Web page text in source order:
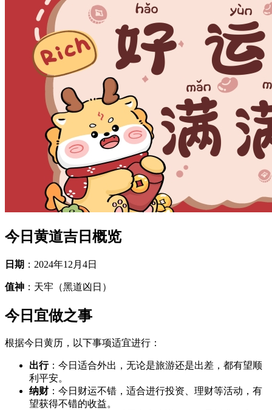
今日黄道吉日概览
日期 ：2024年12月4日
值神 ：天牢（黑道凶日）
今日宜做之事
根据今日黄历，以下事项适宜进行：
出行：今日适合外出，无论是旅游还是出差，都有望顺
利平安。
纳财 ：今日财运不错，适合进行投资、理财等活动，有
望获得不错的收益。